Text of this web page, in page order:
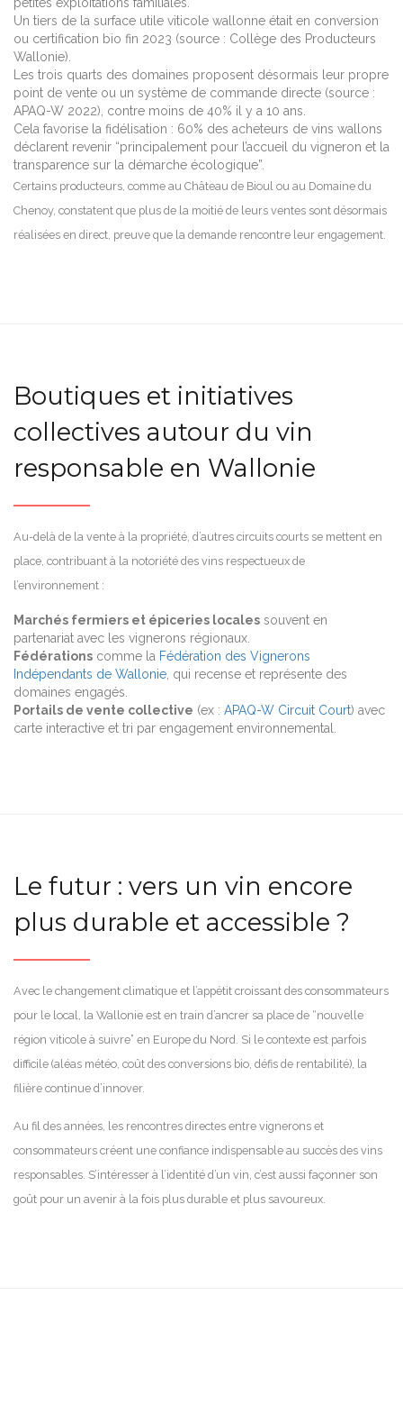
Un tiers de la surface utile viticole wallonne était en conversion
ou certification bio fin 2023 (source : Collège des Producteurs
Wallonie).
Les trois quarts des domaines proposent désormais leur propre
point de vente ou un système de commande directe (source :
APAQ-W 2022), contre moins de 40% il y a 10 ans.
Cela favorise la fidélisation : 60% des acheteurs de vins wallons
déclarent revenir “principalement pour l’accueil du vigneron et la
transparence sur la démarche écologique”.
Certains producteurs, comme au Château de Bioul ou au Domaine du
Chenoy, constatent que plus de la moitié de leurs ventes sont désormais
réalisées en direct, preuve que la demande rencontre leur engagement.
Boutiques et initiatives
collectives autour du vin
responsable en Wallonie
Au-delà de la vente à la propriété, d’autres circuits courts se mettent en
place, contribuant à la notoriété des vins respectueux de
l’environnement :
Marchés fermiers et épiceries locales souvent en
partenariat avec les vignerons régionaux.
Fédérations comme la Fédération des Vignerons
Indépendants de Wallonie , qui recense et représente des
domaines engagés.
Portails de vente collective (ex : APAQ-W Circuit Court) avec
carte interactive et tri par engagement environnemental.
Le futur : vers un vin encore
plus durable et accessible ?
Avec le changement climatique et l’appétit croissant des consommateurs
pour le local, la Wallonie est en train d’ancrer sa place de “nouvelle
région viticole à suivre” en Europe du Nord. Si le contexte est parfois
difficile (aléas météo, coût des conversions bio, défis de rentabilité), la
filière continue d’innover.
Au fil des années, les rencontres directes entre vignerons et
consommateurs créent une confiance indispensable au succès des vins
responsables. S’intéresser à l’identité d’un vin, c’est aussi façonner son
goût pour un avenir à la fois plus durable et plus savoureux.